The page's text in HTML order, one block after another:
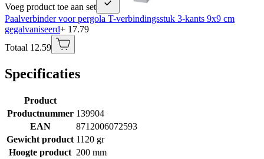
Voeg product toe aan set
Paalverbinder voor pergola T-verbindingsstuk 3-kants 9x9 cm
gegalvaniseerd+ 17.79
Totaal 12.59
Specificaties
Product
Productnummer 139904
EAN
8712006072593
Gewicht product 1120 gr
Hoogte product 200 mm